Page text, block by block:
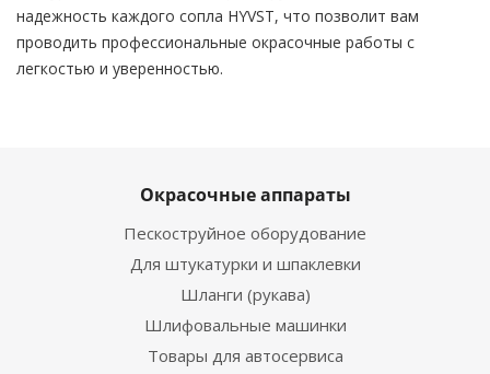
надежность каждого сопла HYVST, что позволит вам
проводить профессиональные окрасочные работы с
легкостью и уверенностью.
Окрасочные аппараты
Пескоструйное оборудование
Для штукатурки и шпаклевки
Шланги (рукава)
Шлифовальные машинки
Товары для автосервиса